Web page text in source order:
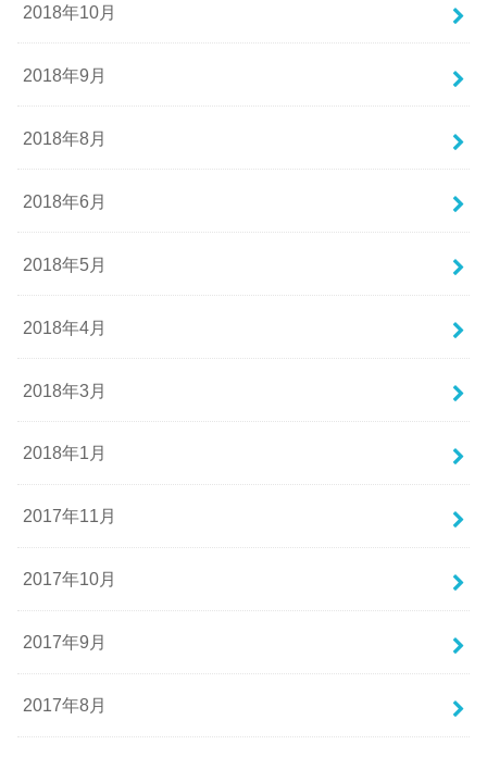
2018年10月
2018年9月
2018年8月
2018年6月
2018年5月
2018年4月
2018年3月
2018年1月
2017年11月
2017年10月
2017年9月
2017年8月